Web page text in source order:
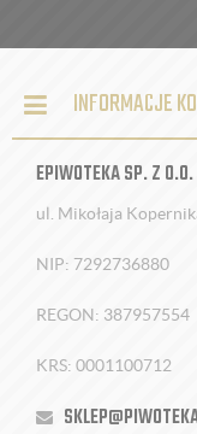
INFORMACJE
EPIWOTEKA SP. Z O.O.
ul. Mikołaja
NIP: 7292736880
REGON: 387957554
KRS: 0001100712